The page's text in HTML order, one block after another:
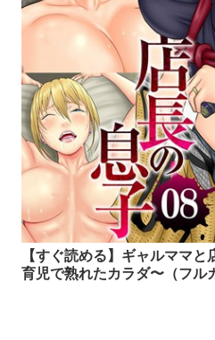
【すぐ読める】ギャルママ
育児で熟れたカラダ〜（フル